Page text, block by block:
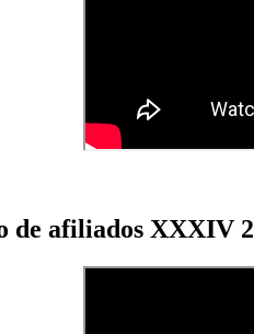
de afiliados XXXIV